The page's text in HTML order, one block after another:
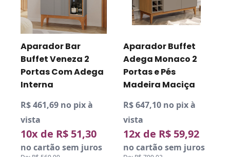
Aparador Bar
Buffet Veneza 2
Portas Com Adega
Interna
R$ 461,69 no pix à
vista
10x de R$ 51,30
no cartão sem juros
Aparador Buffet
Adega Monaco 2
Portas e Pés
Madeira Maciça
R$ 647,10 no pix à
vista
12x de R$ 59,92
no cartão sem juros